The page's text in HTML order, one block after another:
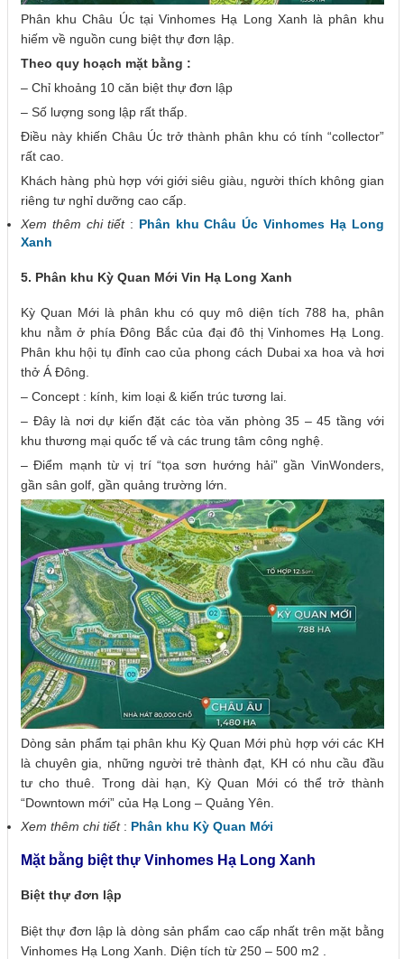
Phân khu Châu Úc tại Vinhomes Hạ Long Xanh là phân khu
hiếm về nguồn cung biệt thự đơn lập.
Theo quy hoạch mặt bằng :
– Chỉ khoảng 10 căn biệt thự đơn lập
– Số lượng song lập rất thấp.
Điều này khiến Châu Úc trở thành phân khu có tính “collector”
rất cao.
Khách hàng phù hợp với giới siêu giàu, người thích không gian
riêng tư nghỉ dưỡng cao cấp.
Xem thêm chi tiết: Phân khu Châu Úc Vinhomes Hạ Long
Xanh
5. Phân khu Kỳ Quan Mới Vin Hạ Long Xanh
Kỳ Quan Mới là phân khu có quy mô diện tích 788 ha, phân
khu nằm ở phía Đông Bắc của đại đô thị Vinhomes Hạ Long.
Phân khu hội tụ đỉnh cao của phong cách Dubai xa hoa và hơi
thở Á Đông.
– Concept : kính, kim loại & kiến trúc tương lai.
– Đây là nơi dự kiến đặt các tòa văn phòng 35 – 45 tầng với
khu thương mại quốc tế và các trung tâm công nghệ.
– Điểm mạnh từ vị trí “tọa sơn hướng hải” gần VinWonders,
gần sân golf, gần quảng trường lớn.
Dòng sản phẩm tại phân khu Kỳ Quan Mới phù hợp với các KH
là chuyên gia, những người trẻ thành đạt, KH có nhu cầu đầu
tư cho thuê. Trong dài hạn, Kỳ Quan Mới có thể trở thành
“Downtown mới” của Hạ Long – Quảng Yên.
Xem thêm chi tiết: Phân khu Kỳ Quan Mới
Mặt bằng biệt thự Vinhomes Hạ Long Xanh
Biệt thự đơn lập
Biệt thự đơn lập là dòng sản phẩm cao cấp nhất trên mặt bằng
Vinhomes Hạ Long Xanh. Diện tích từ 250 – 500 m2 .